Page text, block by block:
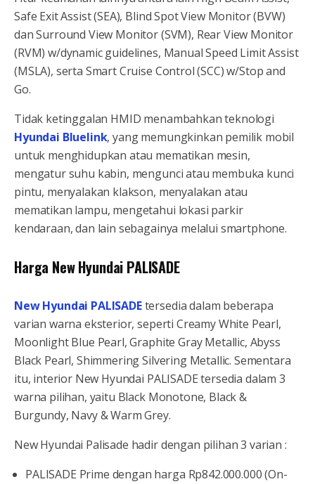
Safe Exit Assist (SEA), Blind Spot View Monitor (BVW)
dan Surround View Monitor (SVM), Rear View Monitor
(RVM) w/dynamic guidelines, Manual Speed Limit Assist
(MSLA), serta Smart Cruise Control (SCC) w/Stop and
Go.
Tidak ketinggalan HMID menambahkan teknologi
Hyundai Bluelink, yang memungkinkan pemilik mobil
untuk menghidupkan atau mematikan mesin,
mengatur suhu kabin, mengunci atau membuka kunci
pintu, menyalakan klakson, menyalakan atau
mematikan lampu, mengetahui lokasi parkir
kendaraan, dan lain sebagainya melalui smartphone.
Harga New Hyundai PALISADE
New Hyundai PALISADEtersedia dalam beberapa
varian warna eksterior, seperti Creamy White Pearl,
Moonlight Blue Pearl, Graphite Gray Metallic, Abyss
Black Pearl, Shimmering Silvering Metallic. Sementara
itu, interior New Hyundai PALISADE tersedia dalam 3
warna pilihan, yaitu Black Monotone, Black &
Burgundy, Navy & Warm Grey.
New Hyundai Palisade hadir dengan pilihan 3 varian :
PALISADE Prime dengan harga Rp842.000.000 (On-